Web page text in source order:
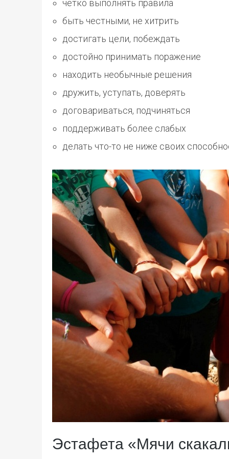
чётко выполнять правила
быть честными, не хитрить
достигать цели, побеждать
достойно принимать поражение
находить необычные решения
дружить, уступать, доверять
договариваться, подчиняться
поддерживать более слабых
делать что-то не ниже своих
Эстафета «Мячи